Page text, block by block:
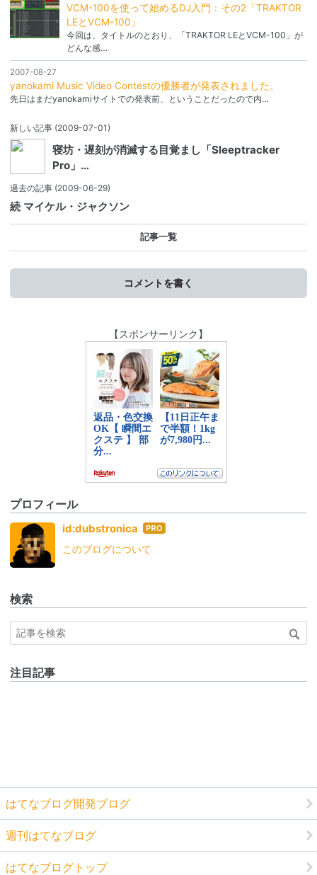
VCM-100を使って始めるDJ入門：その2「TRAKTOR
LEとVCM-100」
今回は、タイトルのとおり、「TRAKTOR LEとVCM-100」が
どんな感…
2007-08-27
yanokami Music Video Contestの優勝者が発表されました。
先日はまだyanokamiサイトでの発表前、ということだったので内…
新しい記事 (2009-07-01)
寝坊・遅刻が消滅する目覚まし「Sleeptracker
Pro」…
過去の記事 (2009-06-29)
続 マイケル・ジャクソン
記事一覧
コメントを書く
【スポンサーリンク】
プロフィール
id:dubstronica はて
ログ
このブログについて
検索
注目記事
はてなブログ開発ブログ
週刊はてなブログ
はてなブログトップ